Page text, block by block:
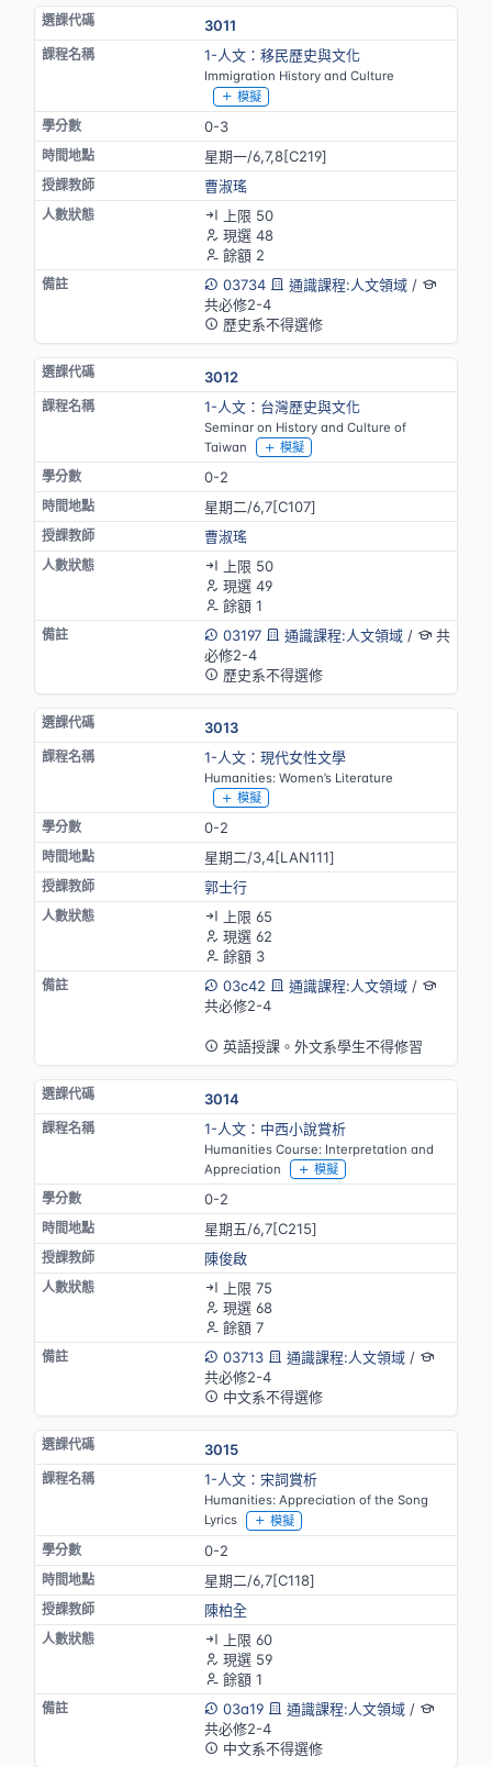
3011
1-人文：移民歷史與文化
Immigration History and Culture
模擬
0-3
星期一/6,7,8[C219]
曹淑瑤
上限 50
現選 48
餘額 2
03734
通識課程:人文領域/
共必修2-4
歷史系不得選修
3012
1-人文：台灣歷史與文化
Seminar on History and Culture of
Taiwan
模擬
0-2
星期二/6,7[C107]
曹淑瑤
上限 50
現選 49
餘額 1
03197
通識課程:人文領域/
共
必修2-4
歷史系不得選修
3013
1-人文：現代女性文學
Humanities: Women’s Literature
模擬
0-2
星期二/3,4[LAN111]
郭士行
上限 65
現選 62
餘額 3
03c42
通識課程:人文領域/
共必修2-4
英語授課。外文系學生不得修習
3014
1-人文：中西小說賞析
Humanities Course: Interpretation and
Appreciation
模擬
0-2
星期五/6,7[C215]
陳俊啟
上限 75
現選 68
餘額 7
03713
通識課程:人文領域/
共必修2-4
中文系不得選修
3015
1-人文：宋詞賞析
Humanities: Appreciation of the Song
Lyrics
模擬
0-2
星期二/6,7[C118]
陳柏全
上限 60
現選 59
餘額 1
03a19
通識課程:人文領域/
共必修2-4
中文系不得選修